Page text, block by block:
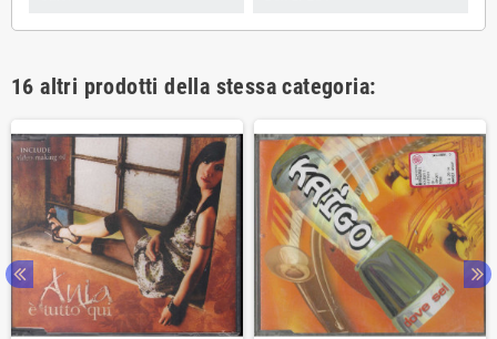
16 altri prodotti della stessa categoria: